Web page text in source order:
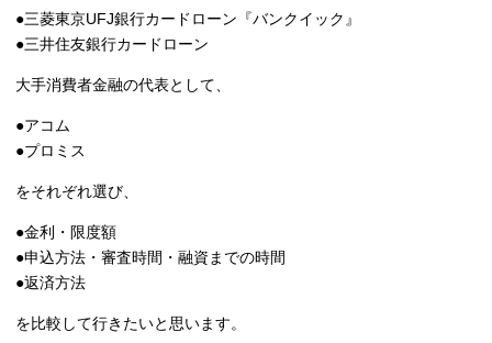
●三菱東京UFJ銀行カードローン『バンクイック』
●三井住友銀行カードローン
大手消費者金融の代表として、
●アコム
●プロミス
をそれぞれ選び、
●金利・限度額
●申込方法・審査時間・融資までの時間
●返済方法
を比較して行きたいと思います。